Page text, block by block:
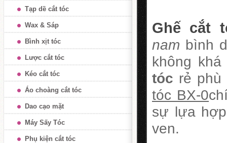
Tạp dề cắt tóc
Wax & Sáp
Bình xịt tóc
Lược cắt tóc
Kéo cắt tóc
Áo choàng cắt tóc
Dao cạo mặt
Máy Sấy Tóc
Phụ kiện cắt tóc
Ghế cắt
nam bình
không
tóc rẻ
tóc BX-0
sự lựa
ven.